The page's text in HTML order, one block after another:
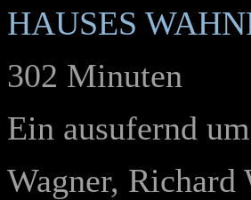
HAUSES
302 Minuten
Ein ausufernd
Wagner, Richard